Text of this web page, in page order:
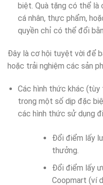
biệt. Quà tặng có thể là
cá nhân, thực phẩm,
quyền chỉ có thể đổi
Đây là cơ hội tuyệt vời để
hoặc trải nghiệm các sản
Các hình thức khác (tùy
trong một số dịp đặc
các hình thức sử dụng
Đổi điểm lấy
thưởng.
Đổi điểm lấy
Coopmart (ví